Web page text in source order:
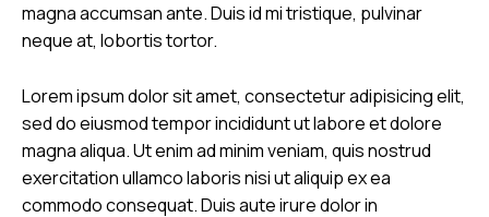
magna accumsan ante. Duis id mi tristique, pulvinar
neque at, lobortis tortor.
Lorem ipsum dolor sit amet, consectetur adipisicing elit,
sed do eiusmod tempor incididunt ut labore et dolore
magna aliqua. Ut enim ad minim veniam, quis nostrud
exercitation ullamco laboris nisi ut aliquip ex ea
commodo consequat. Duis aute irure dolor in